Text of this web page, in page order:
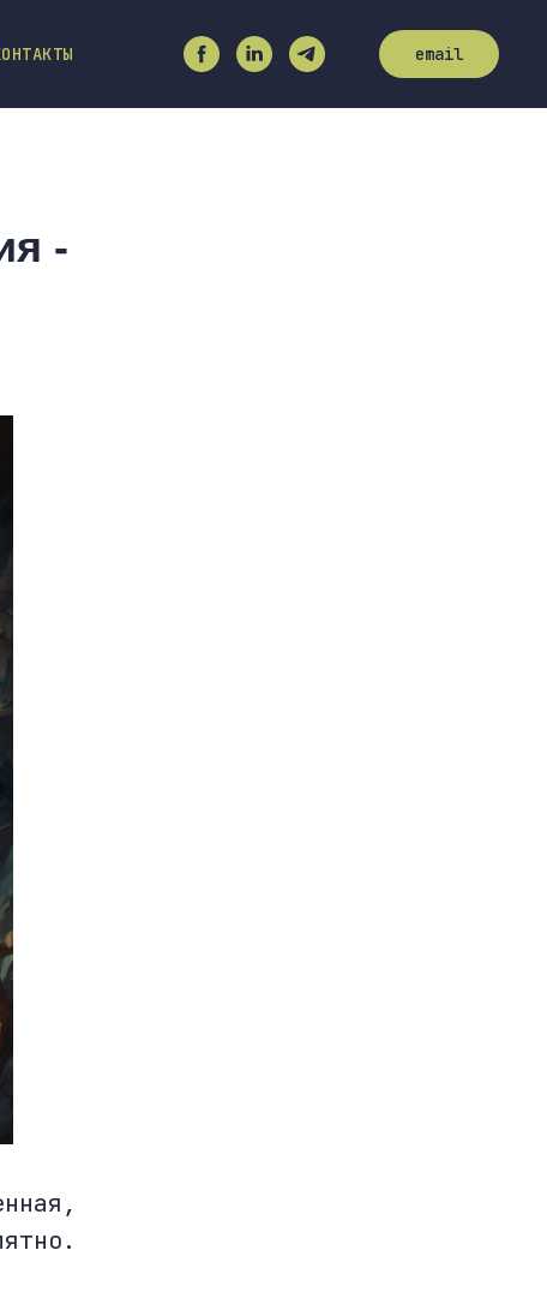
email
-